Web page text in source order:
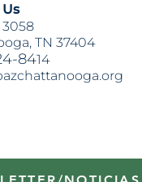
3058
TN 37404
8414